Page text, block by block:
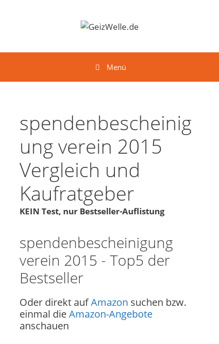
Menü
spendenbescheinig
ung verein 2015
Vergleich und
Kaufratgeber
KEIN Test, nur Bestseller-Auflistung
spendenbescheinigung
verein 2015 - Top5 der
Bestseller
Oder direkt aufAmazon suchen bzw.
einmal dieAmazon-Angebote
anschauen